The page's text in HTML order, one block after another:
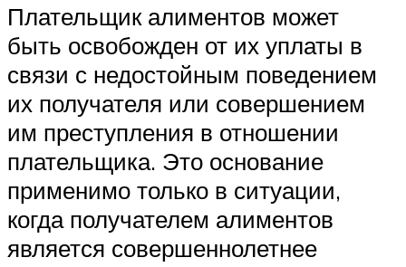
Плательщик алиментов может
быть освобожден от их уплаты в
связи с недостойным поведением
их получателя или совершением
им преступления в отношении
плательщика. Это основание
применимо только в ситуации,
когда получателем алиментов
является совершеннолетнее